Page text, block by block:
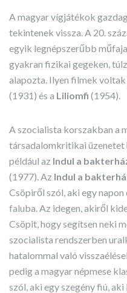
A magyar vígjátékok
tekintenek vissza. A 20.
egyik legnépszerűbb
gyakran fizikai gegeken,
alapozta. Ilyen filmek voltak
(1931) és a Liliomfi (1954).
A szocialista korszakban a
társadalomkritikai
például az Indul a
(1977). Az Indul a
Csöpiről szól, aki egy
faluba. Az idegen, akiről
Csöpit, hogy segítsen neki
szocialista rendszerben
hatalommal való
pedig a magyar népmese
szól, aki egy szegény fiú,